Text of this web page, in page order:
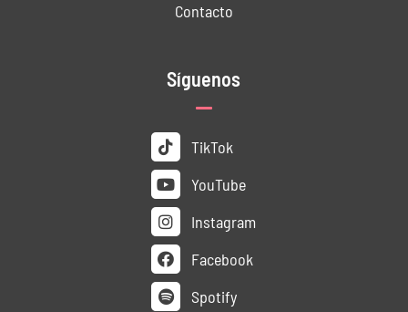
Contacto
Síguenos
TikTok
YouTube
Instagram
Facebook
Spotify